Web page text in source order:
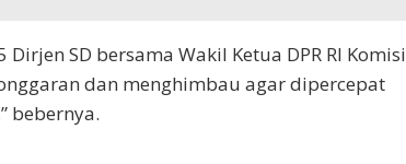
SD bersama Wakil Ketua DPR RI Komisi
dan menghimbau agar dipercepat
bebernya.